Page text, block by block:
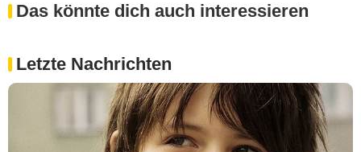
Das könnte dich auch interessieren
Letzte Nachrichten